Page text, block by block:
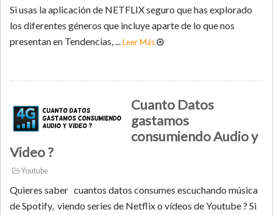
Si usas la aplicación de NETFLIX seguro que has explorado
los diferentes géneros que incluye aparte de lo que nos
presentan en Tendencias, ...Leer Más
Cuanto Datos
gastamos
consumiendo Audio y
Video ?
Youtube
Quieres saber cuantos datos consumes escuchando música
de Spotify, viendo series de Netflix o vídeos de Youtube ? Si